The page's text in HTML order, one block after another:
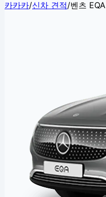
카카카/신차 견적/벤츠 EQA